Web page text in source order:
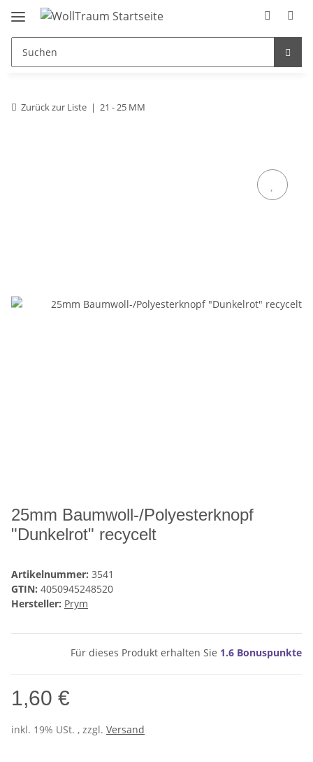
Zurück zur Liste 21 - 25 MM
25mm Baumwoll-/Polyesterknopf
"Dunkelrot" recycelt
Artikelnummer: 3541
GTIN: 4050945248520
Hersteller: Prym
Für dieses Produkt erhalten Sie 1.6 Bonuspunkte
1,60 €
inkl. 19% USt. , zzgl. Versand